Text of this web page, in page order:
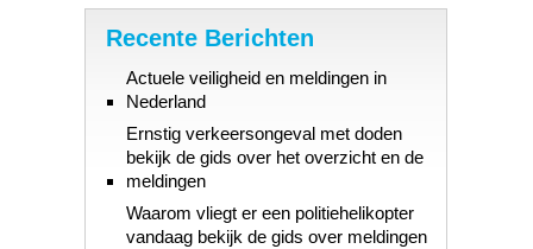
Recente Berichten
Actuele veiligheid en meldingen in
Nederland
Ernstig verkeersongeval met doden
bekijk de gids over het overzicht en de
meldingen
Waarom vliegt er een politiehelikopter
vandaag bekijk de gids over meldingen